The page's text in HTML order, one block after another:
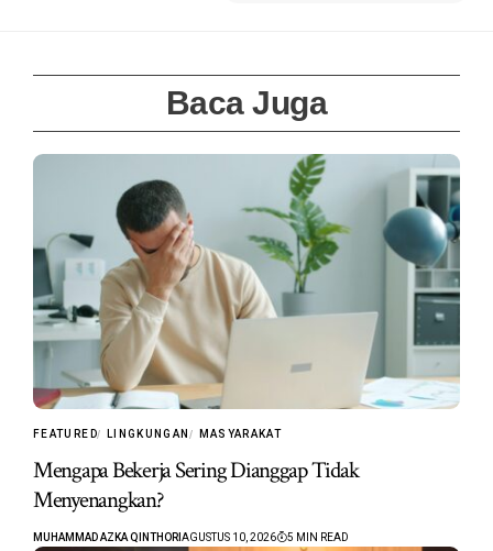
Baca Juga
FEATURED LINGKUNGAN MASYARAKAT
Mengapa Bekerja Sering Dianggap Tidak
Menyenangkan?
MUHAMMAD AZKA QINTHORI AGUSTUS 10, 2026 5 MIN READ